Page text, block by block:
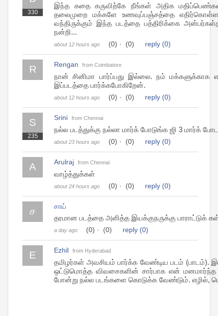
இந்த கதை கருவிற்கே நீங்கள் அதிக
தலைமுறை மக்களே உணவுப்பஞ்சத்தை எதிர்கொள்ள
வந்திருக்கும் இந்த படத்தை பத்திரிக்கை
நன்றி...
330
about 12 hours ago (0) · (0) reply (0)
R Rengan from Coimbatore
நான் சினிமா பார்ப்பது இல்லை. நம் மக்களுக்காக
இப்படத்தை பார்க்கபோகிறேன்.
about 12 hours ago (0) · (0) reply (0)
S Srini from Chennai
நல்ல படத்துக்கு நல்லா மார்க் போடுங்க ஜி 3 மார்க்
235
about 23 hours ago (0) · (0) reply (0)
A Arulraj from Chennai
வாழ்த்துக்கள்
about 24 hours ago (0) · (0) reply (0)
ச
சாய்
தரமான படத்தை அளித்த இயக்குநருக்கு பாராட்டுக்
a day ago (0) · (0) reply (0)
E Ezhil from Hyderabad
தமிழர்கள் அவசியம் பார்க்க வேண்டிய படம்
ஒட்டுமொத்த விவசைகளின் சார்பாக என்
போன்று நல்ல படங்களை கொடுக்க வேண்டும். எழில்,